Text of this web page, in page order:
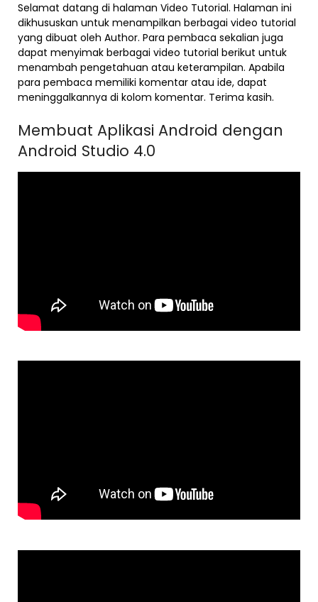
Selamat datang di halaman Video Tutorial. Halaman ini
dikhususkan untuk menampilkan berbagai video tutorial
yang dibuat oleh Author. Para pembaca sekalian juga
dapat menyimak berbagai video tutorial berikut untuk
menambah pengetahuan atau keterampilan. Apabila
para pembaca memiliki komentar atau ide, dapat
meninggalkannya di kolom komentar. Terima kasih.
Membuat Aplikasi Android dengan
Android Studio 4.0